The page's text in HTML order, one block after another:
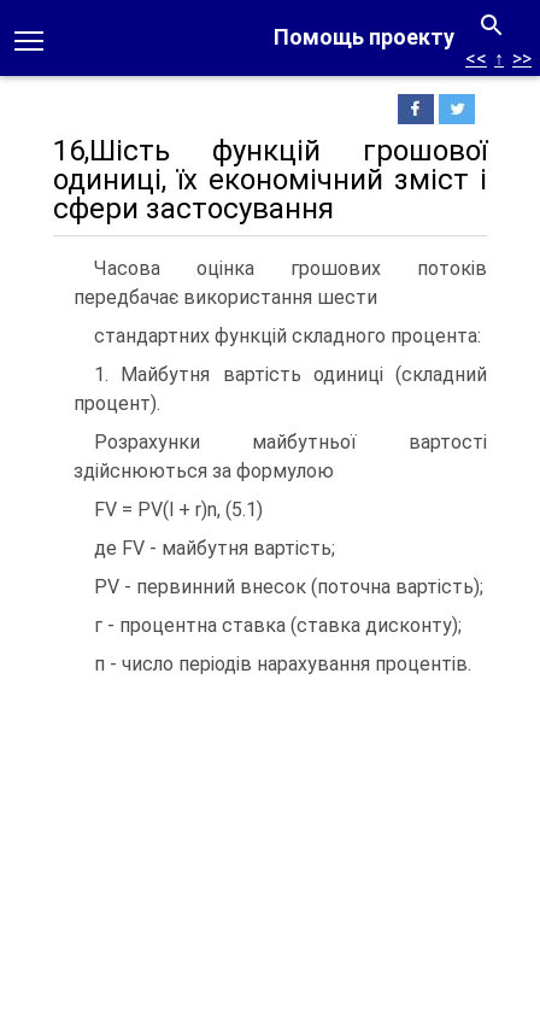
Помощь проекту
<< ↑ >>
16,Шість функцій грошової
одиниці, їх економічний зміст і
сфери застосування
Часова оцінка грошових потоків
передбачає використання шести
стандартних функцій складного процента:
1. Майбутня вартість одиниці (складний
процент).
Розрахунки майбутньої вартості
здійснюються за формулою
FV = PV(l + r)n, (5.1)
де FV - майбутня вартість;
PV - первинний внесок (поточна вартість);
г - процентна ставка (ставка дисконту);
п - число періодів нарахування процентів.